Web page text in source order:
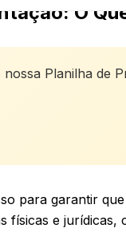
O
Planilha de
para garantir
e jurídicas,